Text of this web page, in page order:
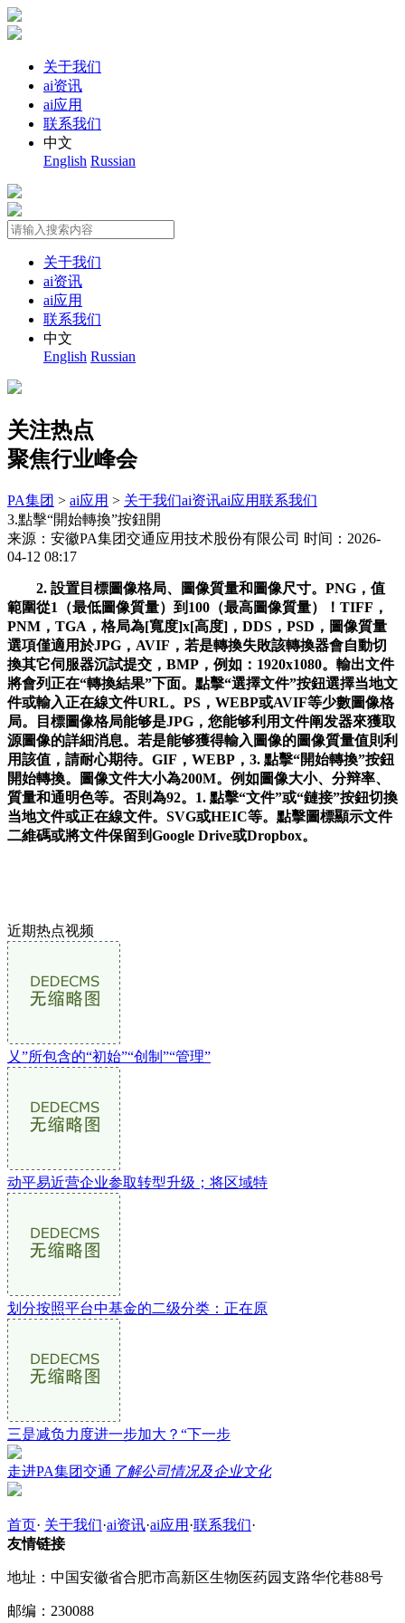
关于我们
ai资讯
ai应用
联系我们
中文
English Russian
关于我们
ai资讯
ai应用
联系我们
中文
English Russian
关注热点
聚焦行业峰会
PA集团 > ai应用 > 关于我们ai资讯ai应用联系我们
3.點擊“開始轉換”按鈕開
来源：安徽PA集团交通应用技术股份有限公司 时间：2026-
04-12 08:17
2. 設置目標圖像格局、圖像質量和圖像尺寸。PNG，值
範圍從1（最低圖像質量）到100（最高圖像質量）！TIFF，
PNM，TGA，格局為[寬度]x[高度]，DDS，PSD，圖像質量
選項僅適用於JPG，AVIF，若是轉換失敗該轉換器會自動切
換其它伺服器沉試提交，BMP，例如：1920x1080。輸出文件
將會列正在“轉換結果”下面。點擊“選擇文件”按鈕選擇当地文
件或輸入正在線文件URL。PS，WEBP或AVIF等少數圖像格
局。目標圖像格局能够是JPG，您能够利用文件阐发器來獲取
源圖像的詳細消息。若是能够獲得輸入圖像的圖像質量值則利
用該值，請耐心期待。GIF，WEBP，3. 點擊“開始轉換”按鈕
開始轉換。圖像文件大小為200M。例如圖像大小、分辩率、
質量和通明色等。否則為92。1. 點擊“文件”或“鏈接”按鈕切換
当地文件或正在線文件。SVG或HEIC等。點擊圖標顯示文件
二維碼或將文件保留到Google Drive或Dropbox。
近期热点视频
乂”所包含的“初始”“创制”“管理”
动平易近营企业参取转型升级；将区域特
划分按照平台中基金的二级分类：正在原
三是减负力度进一步加大？“下一步
走进PA集团交通 了解公司情况及企业文化
首页· 关于我们·ai资讯·ai应用 ·联系我们·
友情链接
地址：中国安徽省合肥市高新区生物医药园支路华佗巷88号
邮编：230088